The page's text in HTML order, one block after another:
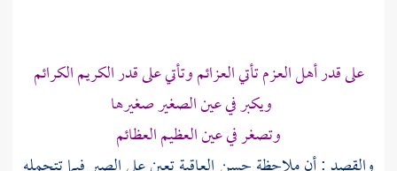
على قدر أهل العزم تأتي العزائم وتأتي على قدر الكريم الكرائم
ويكبر في عين الصغير صغيرها
وتصغر في عين العظيم العظائم